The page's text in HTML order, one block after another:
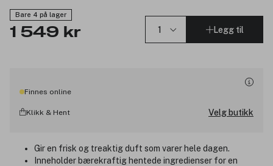
Bare 4 på lager
1 549 kr Legg til
Finnes online
Klikk & Hent Velg butikk
Gir en frisk og treaktig duft som varer hele dagen.
Inneholder bærekraftig hentede ingredienser for en